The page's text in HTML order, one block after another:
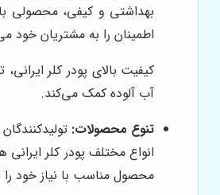
بهداشتی و کیفی، محصولی
اطمینان را به مشتریان خود
کیفیت بالای پودر کلر
آب آلوده کمک می‌کند.
تنوع محصولات:
انواع مختلف پودر کلر
محصول مناسب با نیاز خود را